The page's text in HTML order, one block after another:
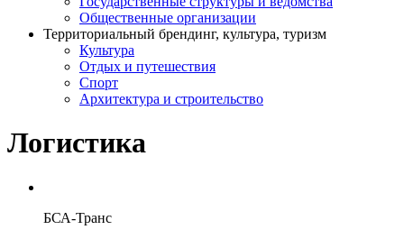
Общественные организации
Территориальный брендинг, культура, туризм
Культура
Отдых и путешествия
Спорт
Архитектура и строительство
Логистика
БСА-Транс